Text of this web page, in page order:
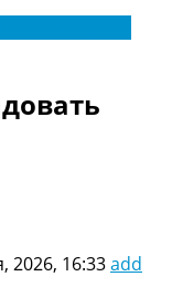
2026, 16:33add